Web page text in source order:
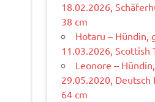
18.02.2026,
38 cm
Hotaru – Hündin,
11.03.2026, Scottish
Leonore –
29.05.2020, Deutsch
64 cm